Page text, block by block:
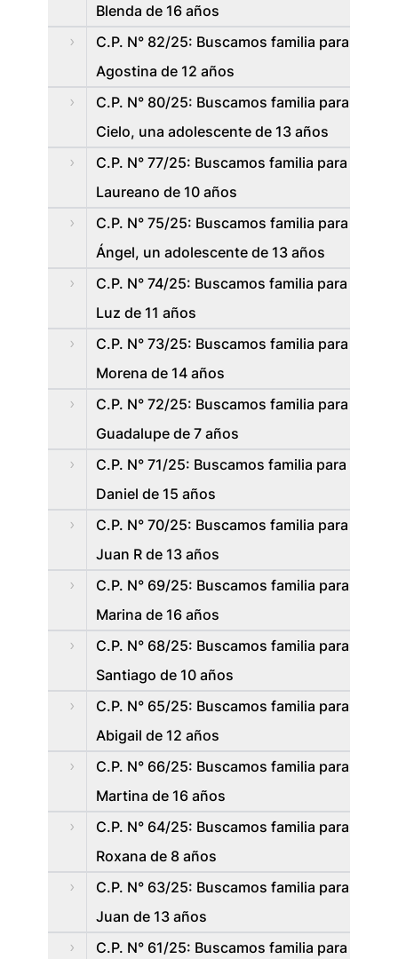
Blenda de 16 años
C.P. N° 82/25: Buscamos familia para
Agostina de 12 años
C.P. N° 80/25: Buscamos familia para
Cielo, una adolescente de 13 años
C.P. N° 77/25: Buscamos familia para
Laureano de 10 años
C.P. N° 75/25: Buscamos familia para
Ángel, un adolescente de 13 años
C.P. N° 74/25: Buscamos familia para
Luz de 11 años
C.P. N° 73/25: Buscamos familia para
Morena de 14 años
C.P. N° 72/25: Buscamos familia para
Guadalupe de 7 años
C.P. N° 71/25: Buscamos familia para
Daniel de 15 años
C.P. N° 70/25: Buscamos familia para
Juan R de 13 años
C.P. N° 69/25: Buscamos familia para
Marina de 16 años
C.P. N° 68/25: Buscamos familia para
Santiago de 10 años
C.P. N° 65/25: Buscamos familia para
Abigail de 12 años
C.P. N° 66/25: Buscamos familia para
Martina de 16 años
C.P. N° 64/25: Buscamos familia para
Roxana de 8 años
C.P. N° 63/25: Buscamos familia para
Juan de 13 años
C.P. N° 61/25: Buscamos familia para